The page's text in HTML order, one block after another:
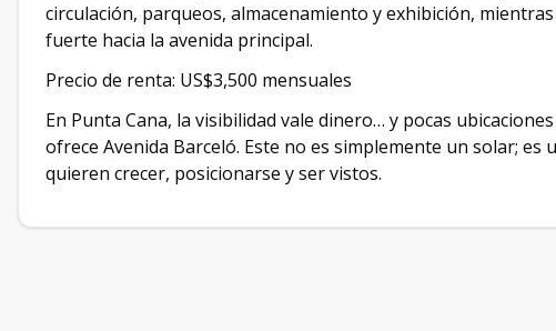
circulación, parqueos, almacenamiento y exhibición,
fuerte hacia la avenida principal.
Precio de renta: US$3,500 mensuales
En Punta Cana, la visibilidad vale dinero… y pocas
ofrece Avenida Barceló. Este no es simplemente un solar; es
quieren crecer, posicionarse y ser vistos.